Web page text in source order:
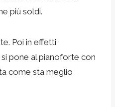
più soldi.
Poi in effetti
pone al pianoforte con
come sta meglio